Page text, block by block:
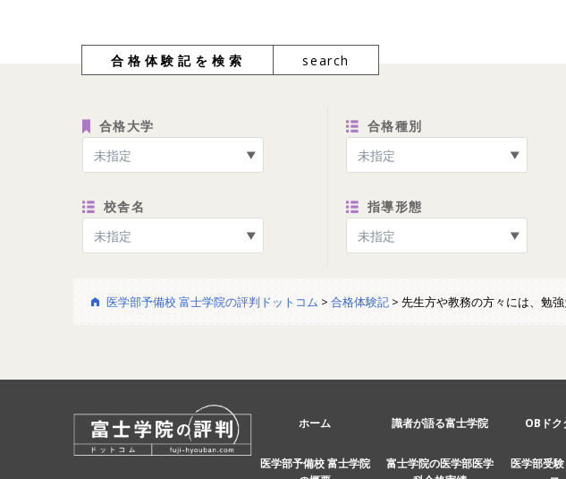
合格体験記を検索 search
合格大学 合格種別
校舎名 指導形態
医学部予備校 富士学院の評判ドットコム > 合格体験記 > 先生方や教務の方々には、勉
ホーム 識者が語る富士学院 OBドク
医学部予備校 富士学院
富士学院の医学部医学
医学部受